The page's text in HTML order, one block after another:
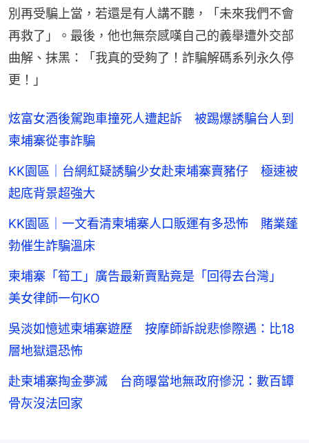
別再受騙上當，若還是有人講不聽，「未來我們不會
再救了」。最後，他也無奈感嘆自己的義舉遭外交部
曲解、抹黑：「我真的受夠了！詐騙解碼系列永久停
更！」
炫富女酒後駕跑車撞死人遭起訴 被踢爆誘騙台人到
柬埔寨從事詐騙
KK園區｜台網紅疑誘騙少女赴柬埔寨賣豬仔 極速被
起底背景超強大
KK園區｜一文看清柬埔寨人口販運有多恐怖 賭業蓬
勃催生詐騙溫床
柬埔寨「筍工」廣告最新賣點竟是「回得去台灣」
美女律師一句KO
吳淡如憶述柬埔寨遊歷 按摩師訴說悲慘際遇：比18
層地獄還恐怖
赴柬埔寨掏金夢滅 台商曝當地無政府慘況：數百罈
骨灰沒法回家